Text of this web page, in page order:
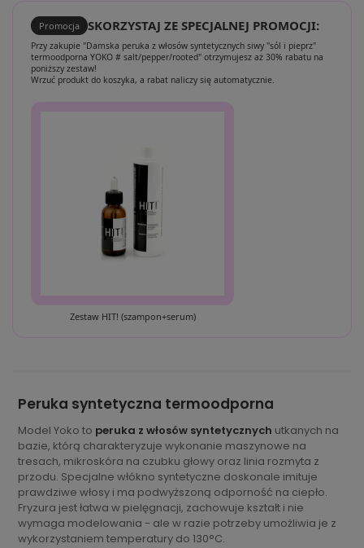
Promocja SKORZYSTAJ ZE SPECJALNEJ PROMOCJI:
Przy zakupie "Damska peruka z włosów syntetycznych siwy "sól i pieprz"
termoodporna YOKO # salt/pepper/rooted" otrzymujesz aż 30% rabatu na
poniższy zestaw!
Wrzuć produkt do koszyka, a rabat naliczy się automatycznie.
Zestaw HIT! (szampon+serum)
Peruka syntetyczna termoodporna
Model Yoko to peruka z włosów syntetycznych utkanych na
bazie, którą charakteryzuje wykonanie maszynowe na
tresach, mikroskóra na czubku głowy oraz linia rozmyta z
przodu. Specjalne włókno syntetyczne doskonale imituje
prawdziwe włosy i ma podwyższoną odporność na ciepło.
Fryzura jest łatwa w pielęgnacji, zachowuje kształt i nie
wymaga modelowania - ale w razie potrzeby umożliwia je z
wykorzystaniem temperatury do 130°C.